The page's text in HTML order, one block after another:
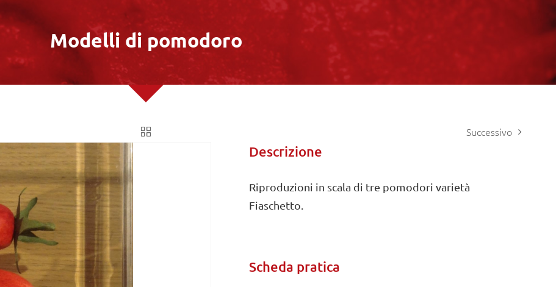
Modelli di pomodoro
Successivo
Descrizione
Riproduzioni in scala di tre pomodori varietà
Fiaschetto.
Scheda pratica